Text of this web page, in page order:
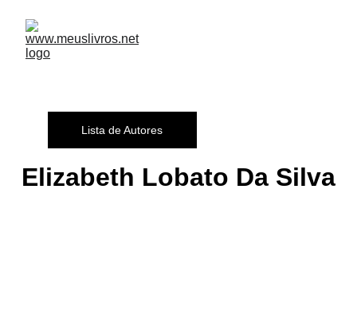
Lista de Autores
Elizabeth Lobato Da Silva